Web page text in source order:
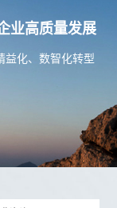
业高质量发展
益化、数智化转型